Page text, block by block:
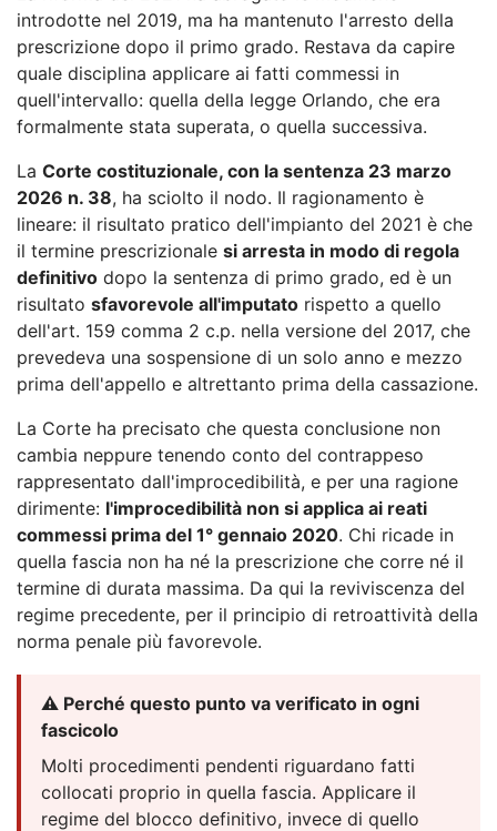
introdotte nel 2019, ma ha mantenuto l'arresto della
prescrizione dopo il primo grado. Restava da capire
quale disciplina applicare ai fatti commessi in
quell'intervallo: quella della legge Orlando, che era
formalmente stata superata, o quella successiva.
La Corte costituzionale, con la sentenza 23 marzo
2026 n. 38, ha sciolto il nodo. Il ragionamento è
lineare: il risultato pratico dell'impianto del 2021 è che
il termine prescrizionale si arresta in modo di regola
definitivo dopo la sentenza di primo grado, ed è un
risultato sfavorevole all'imputato rispetto a quello
dell'art. 159 comma 2 c.p. nella versione del 2017, che
prevedeva una sospensione di un solo anno e mezzo
prima dell'appello e altrettanto prima della cassazione.
La Corte ha precisato che questa conclusione non
cambia neppure tenendo conto del contrappeso
rappresentato dall'improcedibilità, e per una ragione
dirimente: l'improcedibilità non si applica ai reati
commessi prima del 1° gennaio 2020. Chi ricade in
quella fascia non ha né la prescrizione che corre né il
termine di durata massima. Da qui la reviviscenza del
regime precedente, per il principio di retroattività della
norma penale più favorevole.
⚠️ Perché questo punto va verificato in ogni
fascicolo
Molti procedimenti pendenti riguardano fatti
collocati proprio in quella fascia. Applicare il
regime del blocco definitivo, invece di quello